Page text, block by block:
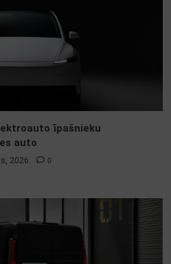
īpašnieku
auto
2026. 0